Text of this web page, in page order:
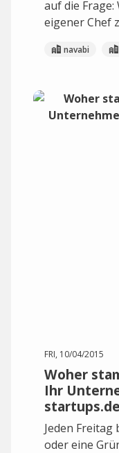
auf die
eigener Chef
navabi
FRI, 10/04/2015
Woher
Ihr
startups.de
Jeden
oder eine